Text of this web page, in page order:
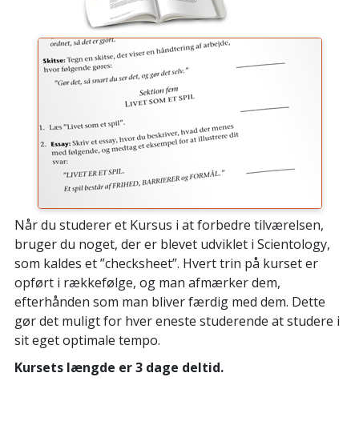
Når du studerer et Kursus i at forbedre tilværelsen,
bruger du noget, der er blevet udviklet i Scientology,
som kaldes et ”checksheet”. Hvert trin på kurset er
opført i rækkefølge, og man afmærker dem,
efterhånden som man bliver færdig med dem. Dette
gør det muligt for hver eneste studerende at studere i
sit eget optimale tempo.
Kursets længde er 3 dage deltid.